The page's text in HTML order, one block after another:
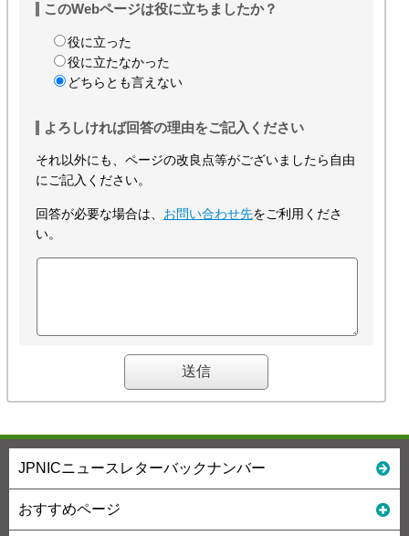
このWebページは役に立ちましたか？
役に立った
役に立たなかった
どちらとも言えない
よろしければ回答の理由をご記入ください
それ以外にも、ページの改良点等がございましたら自由
にご記入ください。
回答が必要な場合は、 お問い合わせ先をご利用くださ
い。
JPNICニュースレターバックナンバー
おすすめページ